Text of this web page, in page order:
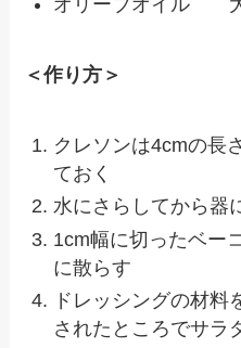
オリーブオイル
＜作り方＞
クレソンは4cmの長
ておく
水にさらしてから器
1cm幅に切ったベー
に散らす
ドレッシングの材料
されたところでサラ